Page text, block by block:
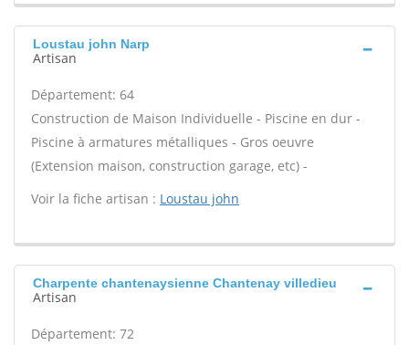
Loustau john Narp
Artisan
Département: 64
Construction de Maison Individuelle - Piscine en dur -
Piscine à armatures métalliques - Gros oeuvre
(Extension maison, construction garage, etc) -
Voir la fiche artisan : Loustau john
Charpente chantenaysienne Chantenay villedieu
Artisan
Département: 72